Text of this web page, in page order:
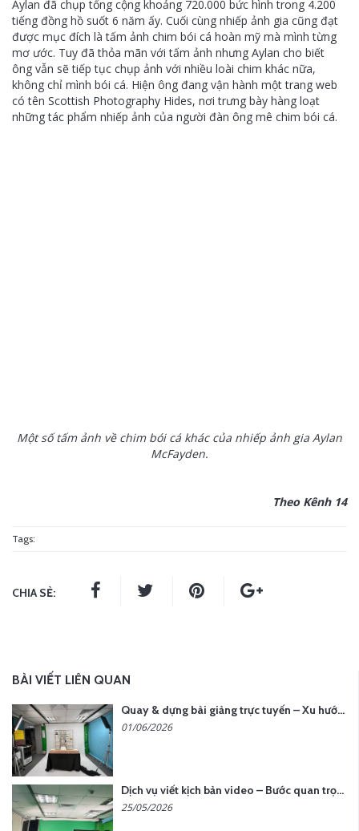
Aylan đã chụp tổng cộng khoảng 720.000 bức hình trong 4.200
tiếng đồng hồ suốt 6 năm ấy. Cuối cùng nhiếp ảnh gia cũng đạt
được mục đích là tấm ảnh chim bói cá hoàn mỹ mà mình từng
mơ ước. Tuy đã thỏa mãn với tấm ảnh nhưng Aylan cho biết
ông vẫn sẽ tiếp tục chụp ảnh với nhiều loài chim khác nữa,
không chỉ mình bói cá. Hiện ông đang vận hành một trang web
có tên Scottish Photography Hides, nơi trưng bày hàng loạt
những tác phẩm nhiếp ảnh của người đàn ông mê chim bói cá.
Một số tấm ảnh về chim bói cá khác của nhiếp ảnh gia Aylan
McFayden.
Theo Kênh 14
Tags:
CHIA SẺ:
BÀI VIẾT LIÊN QUAN
Quay & dựng bài giảng trực tuyến – Xu hướng đào tạo thời đại số
01/06/2026
Dịch vụ viết kịch bản video – Bước quan trọng quyết định thành công nội dung
25/05/2026